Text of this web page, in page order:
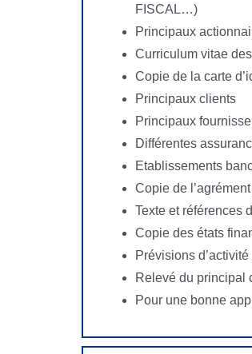
FISCAL…)
Principaux
Curriculum vitae
Copie de la carte
Principaux clients
Principaux
Différentes
Etablissements
Copie de
Texte et références
Copie des états
Prévisions
Relevé du principal
Pour une bonne